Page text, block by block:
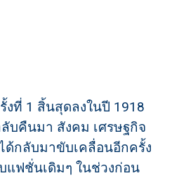
งที่ 1 สิ้นสุดลงในปี 1918
บคืนมา สังคม เศรษฐกิจ
ด้กลับมาขับเคลื่อนอีกครั้ง
แฟชั่นเดิมๆ ในช่วงก่อน